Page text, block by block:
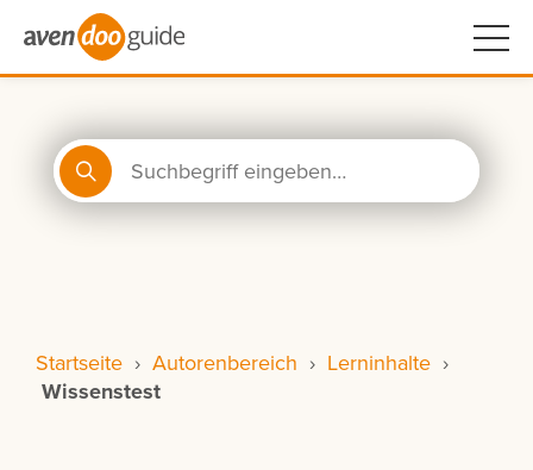
Startseite › Autorenbereich › Lerninhalte ›
Wissenstest